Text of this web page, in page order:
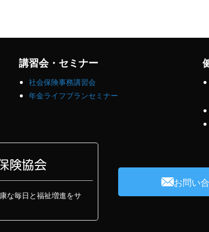
講習会・セミナー
社会保険事務講習会
年金ライフプランセミナー
な毎日と福祉増進をサ
お問い